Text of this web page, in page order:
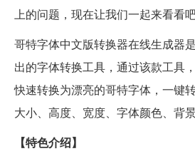
上的问题，现在让我们一起来看看吧
哥特字体中文版转换器在线生成器
出的字体转换工具，通过该款工具
快速转换为漂亮的哥特字体，一键
大小、高度、宽度、字体颜色、背
【特色介绍】